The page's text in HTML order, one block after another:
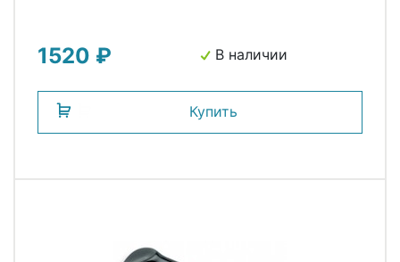
1520 ₽ В наличии
Купить